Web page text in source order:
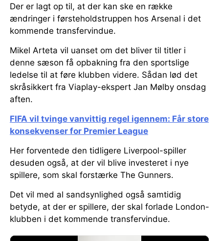
Der er lagt op til, at der kan ske en række
ændringer i førsteholdstruppen hos Arsenal i det
kommende transfervindue.
Mikel Arteta vil uanset om det bliver til titler i
denne sæson få opbakning fra den sportslige
ledelse til at føre klubben videre. Sådan lød det
skråsikkert fra Viaplay-ekspert Jan Mølby onsdag
aften.
FIFA vil tvinge vanvittig regel igennem: Får store
konsekvenser for Premier League
Her forventede den tidligere Liverpool-spiller
desuden også, at der vil blive investeret i nye
spillere, som skal forstærke The Gunners.
Det vil med al sandsynlighed også samtidig
betyde, at der er spillere, der skal forlade London-
klubben i det kommende transfervindue.